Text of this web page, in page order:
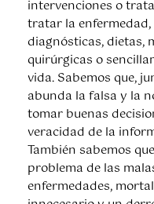
intervenciones o
tratar la
diagnósticas, dietas,
quirúrgicas o
vida. Sabemos que,
abunda la falsa y la
tomar buenas
veracidad de la
También sabemos
problema de las
enfermedades,